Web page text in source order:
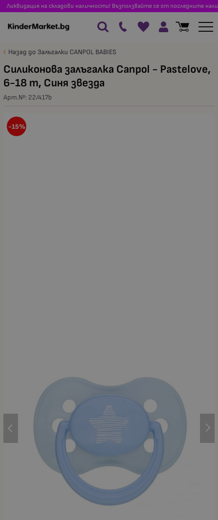
Ликвидация на складови наличности! Възползвайте се от последните
Назад до Залъгалки CANPOL BABIES
Силиконова залъгалка Canpol - Pastelove,
6-18 m, Синя звезда
Арт.№: 22/417b
-15%